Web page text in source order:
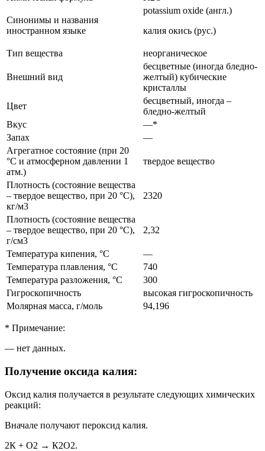
Синонимы и названия
иностранном языке
potassium oxide (англ.)
калия окись (рус.)
Тип вещества неорганическое
Внешний вид
бесцветные (иногда бледно-
желтый) кубические
кристаллы
Цвет
бесцветный, иногда –
бледно-желтый
Вкус
—*
Запах
—
Агрегатное состояние (при 20
°C и атмосферном давлении 1
атм.)
твердое вещество
Плотность (состояние вещества
– твердое вещество, при 20 °C),
кг/м3
2320
Плотность (состояние вещества
– твердое вещество, при 20 °C),
г/см3
2,32
Температура кипения, °C
—
Температура плавления, °C
740
Температура разложения, °C
300
Гигроскопичность
высокая гигроскопичность
Молярная масса, г/моль
94,196
* Примечание:
— нет данных.
Получение оксида калия:
Оксид калия получается в результате следующих химических
реакций:
Вначале получают пероксид калия.
2К + О2 → К2О2.